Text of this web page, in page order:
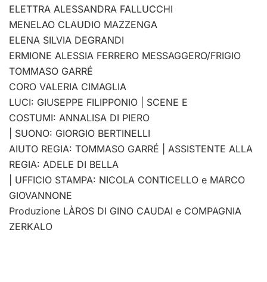
ELETTRA ALESSANDRA FALLUCCHI
MENELAO CLAUDIO MAZZENGA
ELENA SILVIA DEGRANDI
ERMIONE ALESSIA FERRERO MESSAGGERO/FRIGIO
TOMMASO GARRÉ
CORO VALERIA CIMAGLIA
LUCI: GIUSEPPE FILIPPONIO | SCENE E
COSTUMI: ANNALISA DI PIERO
| SUONO: GIORGIO BERTINELLI
AIUTO REGIA: TOMMASO GARRÉ | ASSISTENTE ALLA
REGIA: ADELE DI BELLA
| UFFICIO STAMPA: NICOLA CONTICELLO e MARCO
GIOVANNONE
Produzione LÀROS DI GINO CAUDAI e COMPAGNIA
ZERKALO